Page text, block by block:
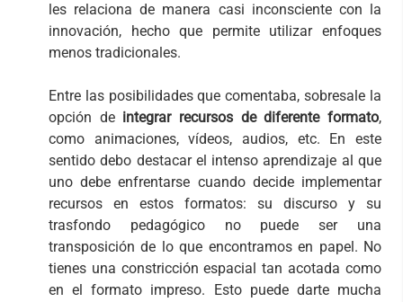
les relaciona de manera casi inconsciente con la
innovación, hecho que permite utilizar enfoques
menos tradicionales.
Entre las posibilidades que comentaba, sobresale la
opción de integrar recursos de diferente formato,
como animaciones, vídeos, audios, etc. En este
sentido debo destacar el intenso aprendizaje al que
uno debe enfrentarse cuando decide implementar
recursos en estos formatos: su discurso y su
trasfondo pedagógico no puede ser una
transposición de lo que encontramos en papel. No
tienes una constricción espacial tan acotada como
en el formato impreso. Esto puede darte mucha